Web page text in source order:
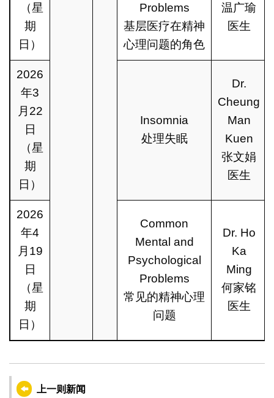
（星
期
日）
Problems
基层医疗在精神
心理问题的角色
温广瑜
医生
2026
年3
月22
日
（星
期
日）
Insomnia
处理失眠
Dr.
Cheung
Man
Kuen
张文娟
医生
2026
年4
月19
日
（星
期
日）
Common
Mental and
Psychological
Problems
常见的精神心理
问题
Dr. Ho
Ka
Ming
何家铭
医生
上一则新闻